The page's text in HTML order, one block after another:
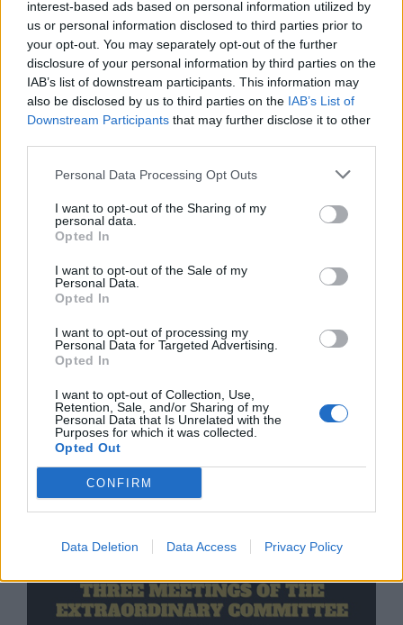
interest-based ads based on personal information utilized by
us or personal information disclosed to third parties prior to
your opt-out. You may separately opt-out of the further
disclosure of your personal information by third parties on the
IAB’s list of downstream participants. This information may
also be disclosed by us to third parties on the IAB’s List of
Downstream Participants that may further disclose it to other
Personal Data Processing Opt Outs
I want to opt-out of the Sharing of my
personal data.
Opted In
I want to opt-out of the Sale of my
Personal Data.
Opted In
I want to opt-out of processing my
Personal Data for Targeted Advertising.
Opted In
I want to opt-out of Collection, Use,
Retention, Sale, and/or Sharing of my
Personal Data that Is Unrelated with the
Purposes for which it was collected.
Opted Out
CONFIRM
Data Deletion Data Access Privacy Policy
Технологичният сектор е нараснал
повече от 3 пъти в последните
години
"Извън рамките на закона". Как Гешев
може да се намесва в хода на
конкретни дела